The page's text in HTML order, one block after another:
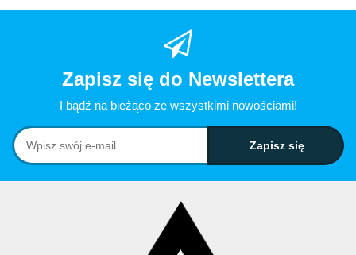
Zapisz się do Newslettera
I bądź na bieżąco ze wszystkimi nowościami!